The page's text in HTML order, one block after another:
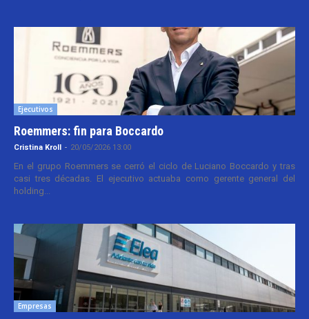
Ejecutivos
Roemmers: fin para Boccardo
Cristina Kroll - 20/05/2026 13:00
En el grupo Roemmers se cerró el ciclo de Luciano Boccardo y tras
casi tres décadas. El ejecutivo actuaba como gerente general del
holding...
Empresas